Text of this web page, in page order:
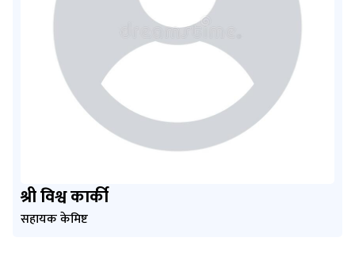
श्री विश्व कार्की
सहायक केमिष्ट